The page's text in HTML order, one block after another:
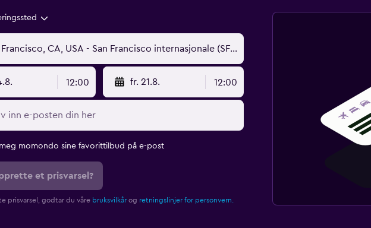
12:00 fr. 21.8. 12:00
momondo sine favorittilbud på e-post
et prisvarsel?
prisvarsel, godtar du våre bruksvilkårog retningslinjer for personvern.